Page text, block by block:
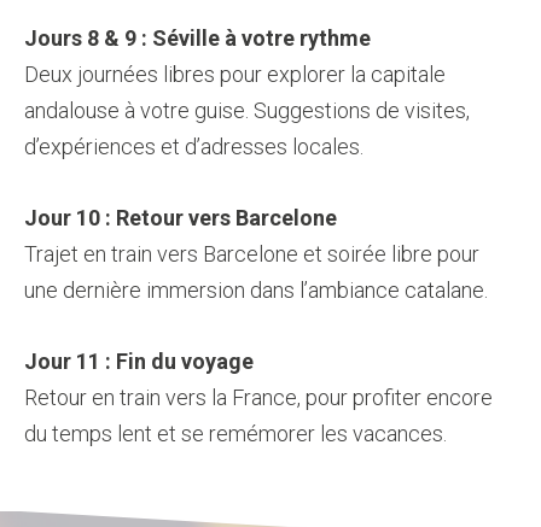
Jours 8 & 9 : Séville à votre rythme
Deux journées libres pour explorer la capitale
andalouse à votre guise. Suggestions de visites,
d’expériences et d’adresses locales.
Jour 10 : Retour vers Barcelone
Trajet en train vers Barcelone et soirée libre pour
une dernière immersion dans l’ambiance catalane.
Jour 11 : Fin du voyage
Retour en train vers la France, pour profiter encore
du temps lent et se remémorer les vacances.